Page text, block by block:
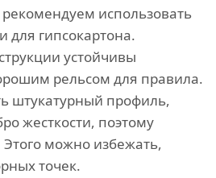
использовать
для гипсокартона.
устойчивы
рельсом для правила.
штукатурный профиль,
жесткости, поэтому
можно избежать,
точек.